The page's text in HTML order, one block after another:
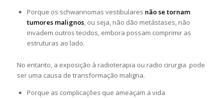
Porque os schwannomas vestibulares não se tornam
tumores malignos, ou seja, não dão metástases, não
invadem outros tecidos, embora possam comprimir as
estruturas ao lado.
No entanto, a exposição à radioterapia ou radio cirurgia pode
ser uma causa de transformação maligna.
Porque as complicações que ameaçam a vida